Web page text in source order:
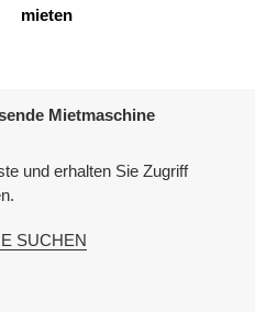
mieten
Mietmaschine
und erhalten Sie Zugriff
SUCHEN